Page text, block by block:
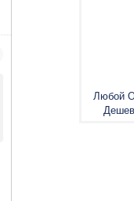
Любой